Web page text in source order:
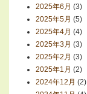
2025年6月 (3)
2025年5月 (5)
2025年4月 (4)
2025年3月 (3)
2025年2月 (3)
2025年1月 (2)
2024年12月 (2)